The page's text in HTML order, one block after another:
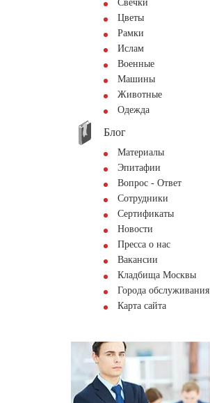
Свечки
Цветы
Рамки
Ислам
Военные
Машины
Животные
Одежда
Блог
Материалы
Эпитафии
Вопрос - Ответ
Сотрудники
Сертификаты
Новости
Пресса о нас
Вакансии
Кладбища Москвы
Города обслуживания
Карта сайта